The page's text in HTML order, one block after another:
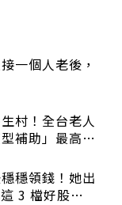
一個人老後，
村！全台老人
補助」最高打
穩領錢！她出
3 檔好股：